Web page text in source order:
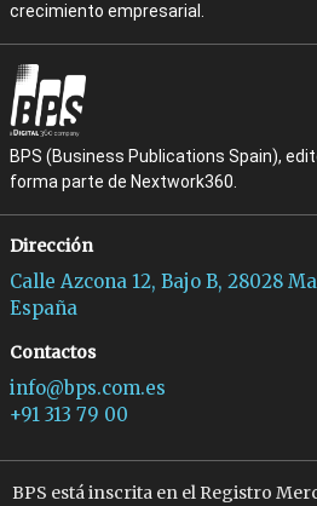
crecimiento empresarial.
BPS (Business Publications Spain),
forma parte de Nextwork360.
Dirección
Calle Azcona 12, Bajo B, 28028
España
Contactos
info@bps.com.es
+91 313 79 00
BPS está inscrita en el Registro